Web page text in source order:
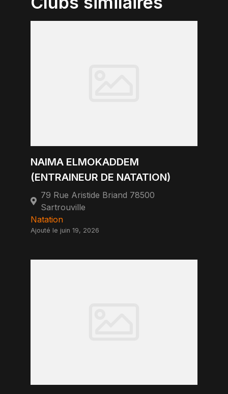
NAIMA ELMOKADDEM
(ENTRAINEUR DE NATATION)
79 Rue Aristide Briand 78500
Sartrouville
Natation
Ajouté le juin 19, 2026